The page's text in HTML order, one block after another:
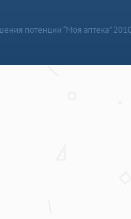
потенции “Моя аптека”